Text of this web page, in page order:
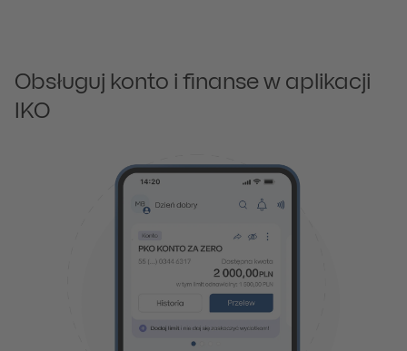
Obsługuj konto i finanse w aplikacji
IKO